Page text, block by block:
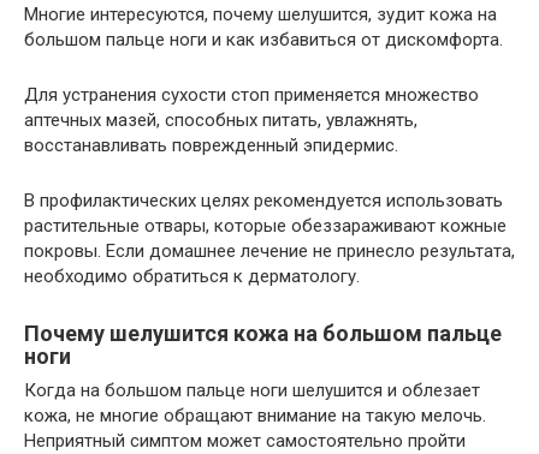
Многие интересуются, почему шелушится, зудит кожа на
большом пальце ноги и как избавиться от дискомфорта.
Для устранения сухости стоп применяется множество
аптечных мазей, способных питать, увлажнять,
восстанавливать поврежденный эпидермис.
В профилактических целях рекомендуется использовать
растительные отвары, которые обеззараживают кожные
покровы. Если домашнее лечение не принесло результата,
необходимо обратиться к дерматологу.
Почему шелушится кожа на большом пальце
ноги
Когда на большом пальце ноги шелушится и облезает
кожа, не многие обращают внимание на такую мелочь.
Неприятный симптом может самостоятельно пройти